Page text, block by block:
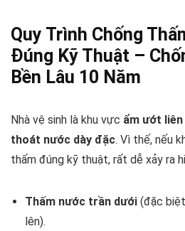
Quy Trình Chống
Đúng Kỹ Thuật –
Bền Lâu 10 Năm
Nhà vệ sinh là khu vực ẩm ướt
thoát nước dày đặc. Vì thế, nếu
thấm đúng kỹ thuật, rất dễ xảy ra
Thấm nước trần dưới (đặc
lên).